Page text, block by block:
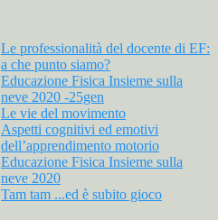
Le professionalità del docente di EF:
a che punto siamo?
Educazione Fisica Insieme sulla
neve 2020 -25gen
Le vie del movimento
Aspetti cognitivi ed emotivi
dell’apprendimento motorio
Educazione Fisica Insieme sulla
neve 2020
Tam tam ...ed è subito gioco